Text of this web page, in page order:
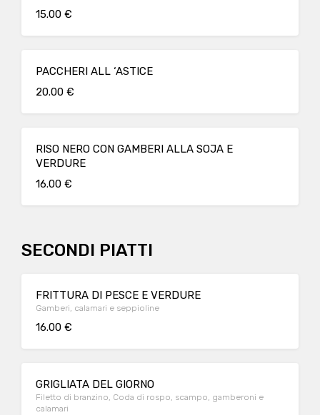
15.00 €
PACCHERI ALL ‘ASTICE
20.00 €
RISO NERO CON GAMBERI ALLA SOJA E
VERDURE
16.00 €
SECONDI PIATTI
FRITTURA DI PESCE E VERDURE
Gamberi, calamari e seppioline
16.00 €
GRIGLIATA DEL GIORNO
Filetto di branzino, Coda di rospo, scampo, gamberoni e
calamari